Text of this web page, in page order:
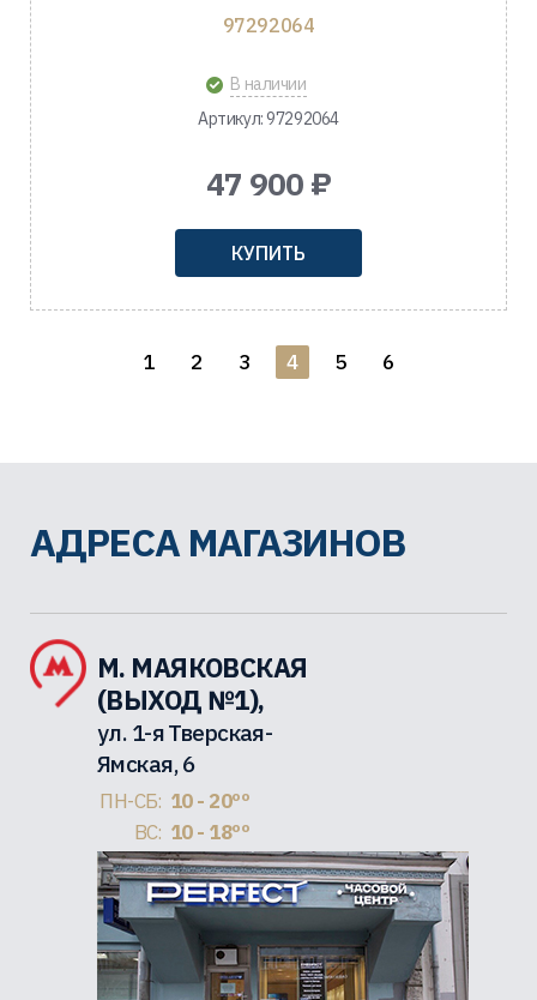
97292064
В наличии
Артикул: 97292064
47 900 ₽
КУПИТЬ
1 2 3 4 5 6
АДРЕСА МАГАЗИНОВ
М. МАЯКОВСКАЯ
(ВЫХОД №1),
ул. 1-я Тверская-
Ямская, 6
ПН-СБ: 10 - 20ºº
ВС: 10 - 18ºº